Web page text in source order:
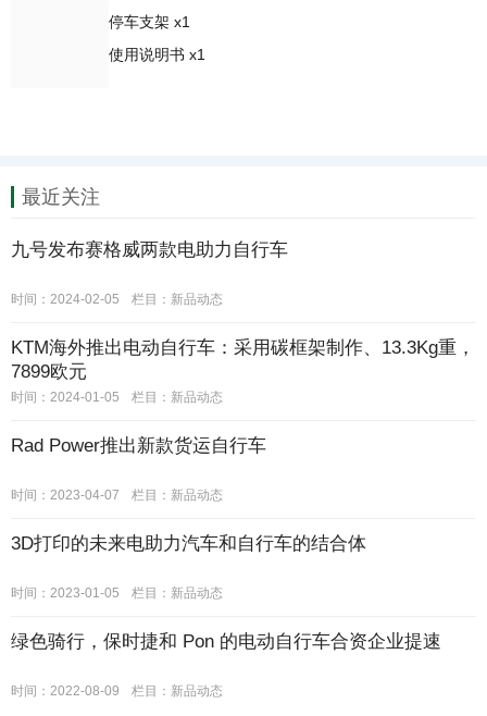
停车支架 x1
使用说明书 x1
最近关注
九号发布赛格威两款电助力自行车
时间：2024-02-05 栏目： 新品动态
KTM海外推出电动自行车：采用碳框架制作、13.3Kg重，
7899欧元
时间：2024-01-05 栏目： 新品动态
Rad Power推出新款货运自行车
时间：2023-04-07 栏目： 新品动态
3D打印的未来电助力汽车和自行车的结合体
时间：2023-01-05 栏目： 新品动态
绿色骑行，保时捷和 Pon 的电动自行车合资企业提速
时间：2022-08-09 栏目： 新品动态